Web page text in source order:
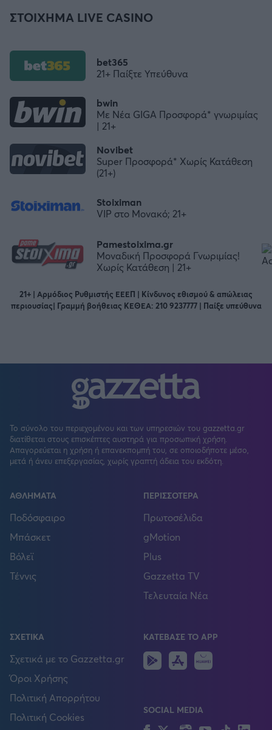
ΣΤΟΙΧΗΜΑ LIVE CASINO
bwin
Με Νέα GIGA Προσφορά* γνωριμίας
| 21+
Stoiximan
VIP στο Μονακό; 21+
Novibet
Super Προσφορά* Χωρίς Κατάθεση
(21+)
Pamestoixima.gr
Μοναδική Προσφορά Γνωριμίας!
Χωρίς Κατάθεση | 21+
bet365
21+ Παίξτε Υπεύθυνα
21+ | Αρμόδιος Ρυθμιστής ΕΕΕΠ | Κίνδυνος εθισμού & απώλειας
περιουσίας| Γραμμή βοήθειας ΚΕΘΕΑ: 210 9237777 | Παίξε υπεύθυνα
Το σύνολο του περιεχομένου και των υπηρεσιών του gazzetta.gr
διατίθεται στους επισκέπτες αυστηρά για προσωπική χρήση.
Απαγορεύεται η χρήση ή επανεκπομπή του, σε οποιοδήποτε μέσο,
μετά ή άνευ επεξεργασίας, χωρίς γραπτή άδεια του εκδότη.
ΑΘΛΗΜΑΤΑ
Ποδόσφαιρο
Μπάσκετ
Βόλεϊ
Τέννις
ΠΕΡΙΣΣΟΤΕΡΑ
Πρωτοσέλιδα
gMotion
Plus
Gazzetta TV
Τελευταία Νέα
ΣΧΕΤΙΚΑ
Σχετικά με το Gazzetta.gr
Όροι Χρήσης
Πολιτική Απορρήτου
Πολιτική Cookies
ΚΑΤΕΒΑΣΕ ΤΟ APP
Android
IOS
SOCIAL MEDIA